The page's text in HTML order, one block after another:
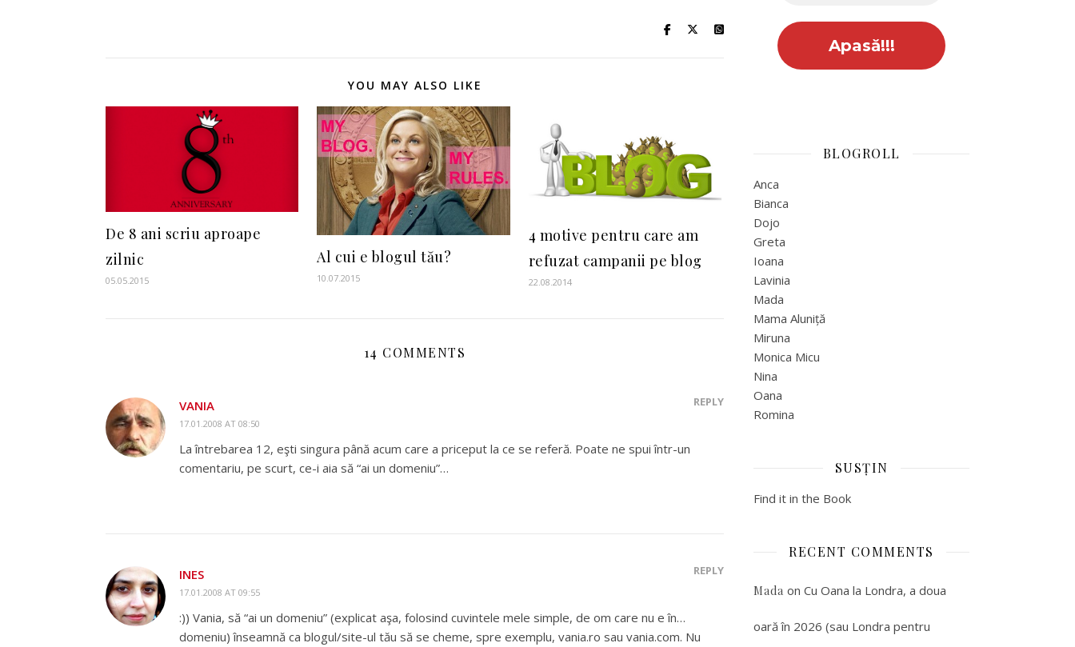
YOU MAY ALSO LIKE
De 8 ani scriu aproape
zilnic
05.05.2015
Al cui e blogul tău?
10.07.2015
4 motive pentru care am
refuzat campanii pe blog
22.08.2014
14 COMMENTS
VANIA
17.01.2008 AT 08:50
REPLY
La întrebarea 12, eşti singura până acum care a priceput la ce se referă. Poate ne spui într-un
comentariu, pe scurt, ce-i aia să “ai un domeniu”…
INES
17.01.2008 AT 09:55
REPLY
:)) Vania, să “ai un domeniu” (explicat aşa, folosind cuvintele mele simple, de om care nu e în…
domeniu) înseamnă ca blogul/site-ul tău să se cheme, spre exemplu, vania.ro sau vania.com. Nu
BLOGROLL
Anca
Bianca
Dojo
Greta
Ioana
Lavinia
Mada
Mama Aluniță
Miruna
Monica Micu
Nina
Oana
Romina
SUSȚIN
Find it in the Book
RECENT COMMENTS
Mada on Cu Oana la Londra, a doua
oară în 2026 (sau Londra pentru